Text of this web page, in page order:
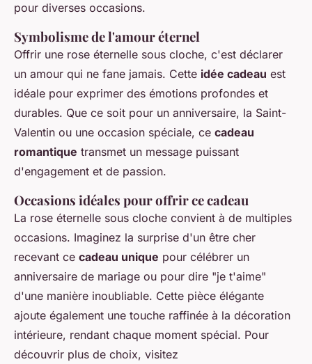
pour diverses occasions.
Symbolisme de l'amour éternel
Offrir une rose éternelle sous cloche, c'est déclarer
un amour qui ne fane jamais. Cette idée cadeau est
idéale pour exprimer des émotions profondes et
durables. Que ce soit pour un anniversaire, la Saint-
Valentin ou une occasion spéciale, ce cadeau
romantique transmet un message puissant
d'engagement et de passion.
Occasions idéales pour offrir ce cadeau
La rose éternelle sous cloche convient à de multiples
occasions. Imaginez la surprise d'un être cher
recevant ce cadeau unique pour célébrer un
anniversaire de mariage ou pour dire "je t'aime"
d'une manière inoubliable. Cette pièce élégante
ajoute également une touche raffinée à la décoration
intérieure, rendant chaque moment spécial. Pour
découvrir plus de choix, visitez